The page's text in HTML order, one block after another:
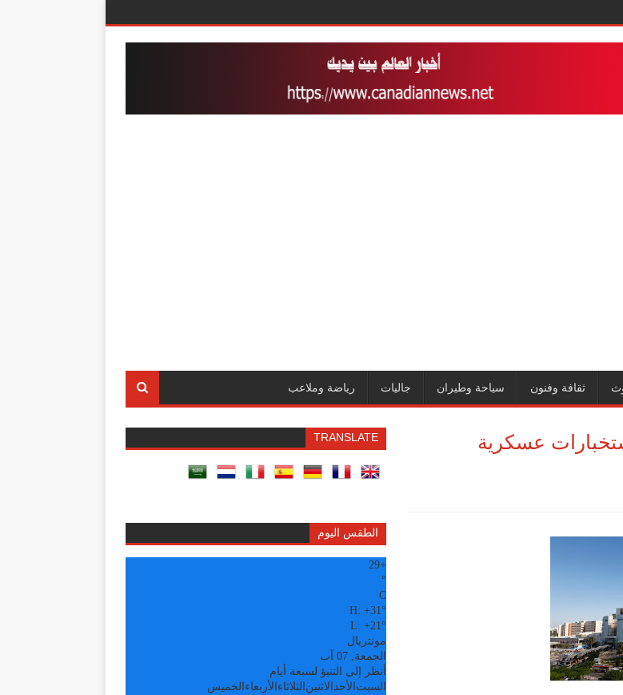
ثقافة وفنون سياحة وطيران جاليات رياضة وملاعب
عسكرية
TRANSLATE
الطقس اليوم
+
29
°
C
H: +31°
L: +21°
مونتريال
الجمعة, 07 آب
أنظر إلى التنبؤ لسبعة أيام
السبت الأحد الاثنين الثلاثاء الأربعاء الخميس